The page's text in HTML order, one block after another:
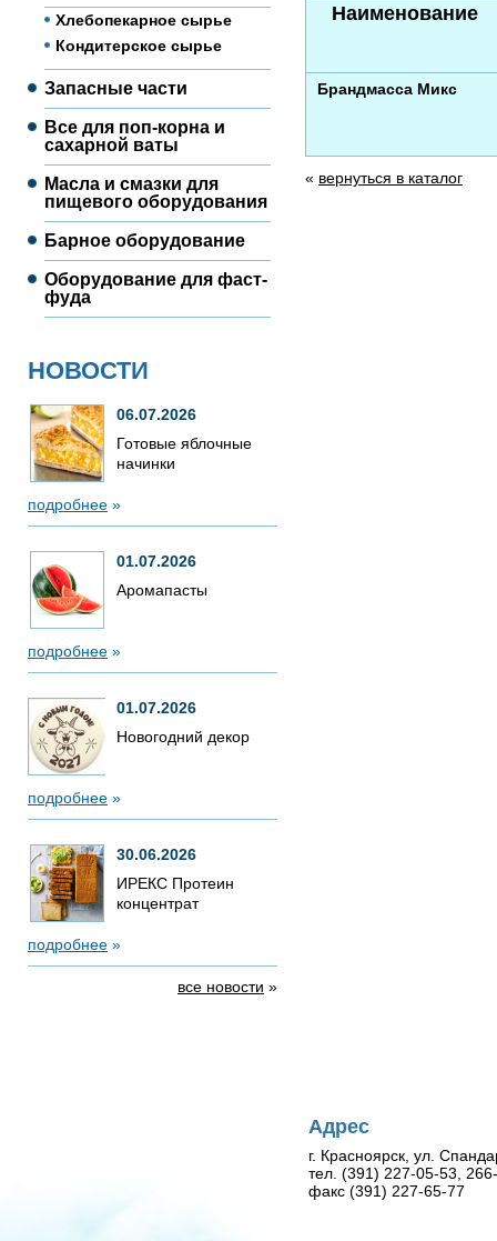
Хлебопекарное сырье
Кондитерское сырье
Запасные части
Все для поп-корна и
сахарной ваты
Масла и смазки для
пищевого оборудования
Барное оборудование
Оборудование для фаст-
фуда
НОВОСТИ
06.07.2026
Готовые яблочные
начинки
подробнее »
01.07.2026
Аромапасты
подробнее »
01.07.2026
Новогодний декор
подробнее »
30.06.2026
ИРЕКС Протеин
концентрат
подробнее »
все новости »
Наименование
Брандмасса Микс
« вернуться в каталог
Адрес
г. Красноярск, ул.
тел. (391) 227-05-53,
факс (391) 227-65-77